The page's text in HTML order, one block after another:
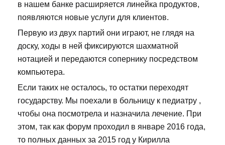
в нашем банке расширяется линейка продуктов,
появляются новые услуги для клиентов.
Первую из двух партий они играют, не глядя на
доску, ходы в ней фиксируются шахматной
нотацией и передаются сопернику посредством
компьютера.
Если таких не осталось, то остатки переходят
государству. Мы поехали в больницу к педиатру ,
чтобы она посмотрела и назначила лечение. При
этом, так как форум проходил в январе 2016 года,
то полных данных за 2015 год у Кирилла